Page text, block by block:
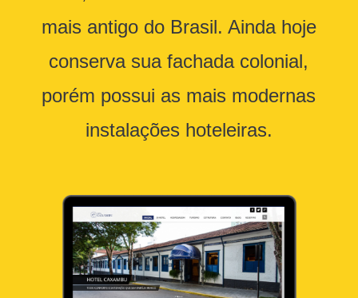
mais antigo do Brasil. Ainda hoje
conserva sua fachada colonial,
porém possui as mais modernas
instalações hoteleiras.